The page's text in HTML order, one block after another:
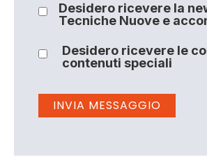
Desidero ricevere la
Tecniche Nuove e
Desidero ricevere le
contenuti speciali